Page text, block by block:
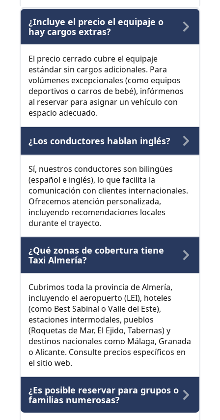
¿Incluye el precio el equipaje o
hay cargos extras?
El precio cerrado cubre el equipaje
estándar sin cargos adicionales. Para
volúmenes excepcionales (como equipos
deportivos o carros de bebé), infórmenos
al reservar para asignar un vehículo con
espacio adecuado.
¿Los conductores hablan inglés?
Sí, nuestros conductores son bilingües
(español e inglés), lo que facilita la
comunicación con clientes internacionales.
Ofrecemos atención personalizada,
incluyendo recomendaciones locales
durante el trayecto.
¿Qué zonas de cobertura tiene
Taxi Almería?
Cubrimos toda la provincia de Almería,
incluyendo el aeropuerto (LEI), hoteles
(como Best Sabinal o Valle del Este),
estaciones intermodales, pueblos
(Roquetas de Mar, El Ejido, Tabernas) y
destinos nacionales como Málaga, Granada
o Alicante. Consulte precios específicos en
el sitio web.
¿Es posible reservar para grupos o
familias numerosas?